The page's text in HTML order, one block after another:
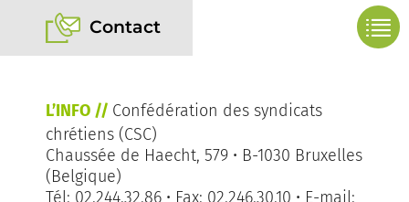
Contact
L’INFO // Confédération des syndicats
chrétiens (CSC)
Chaussée de Haecht, 579 • B-1030 Bruxelles
(Belgique)
Tél: 02.244.32.86 • Fax: 02.246.30.10 • E-mail: